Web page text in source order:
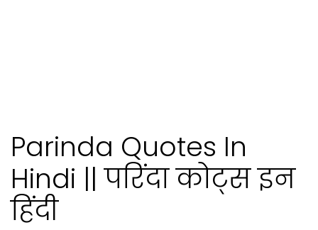
Parinda Quotes In
Hindi || परिंदा कोट्स इन
हिंदी